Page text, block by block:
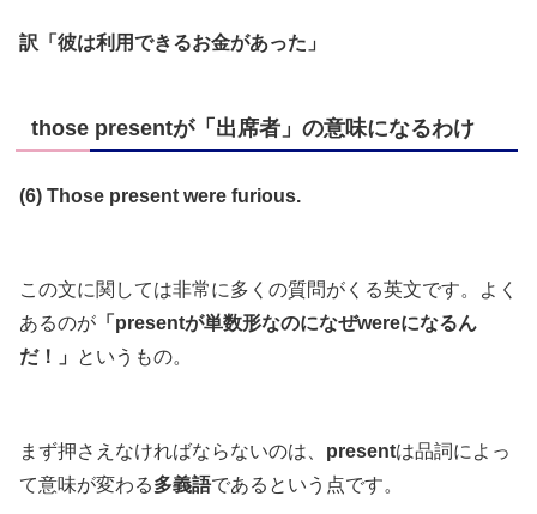
訳「彼は利用できるお金があった」
those presentが「出席者」の意味になるわけ
(6) Those present were furious.
この文に関しては非常に多くの質問がくる英文です。よく
あるのが 「presentが単数形なのになぜwereになるん
だ！」
というもの。
まず押さえなければならないのは、 presentは品詞によっ
て意味が変わる多義語であるという点です。